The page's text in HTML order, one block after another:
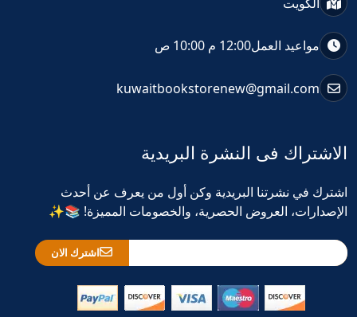
مواعيد العمل12:00 م 10:00 ص
kuwaitbookstorenew@gmail.com
الاشتراك فى النشرة البريدية
اشترك في نشرتنا البريدية وكن أول من يعرف عن أحدث
الإصدارات، العروض الحصرية، والخصومات المميزة! 📚✨
اشترك الان